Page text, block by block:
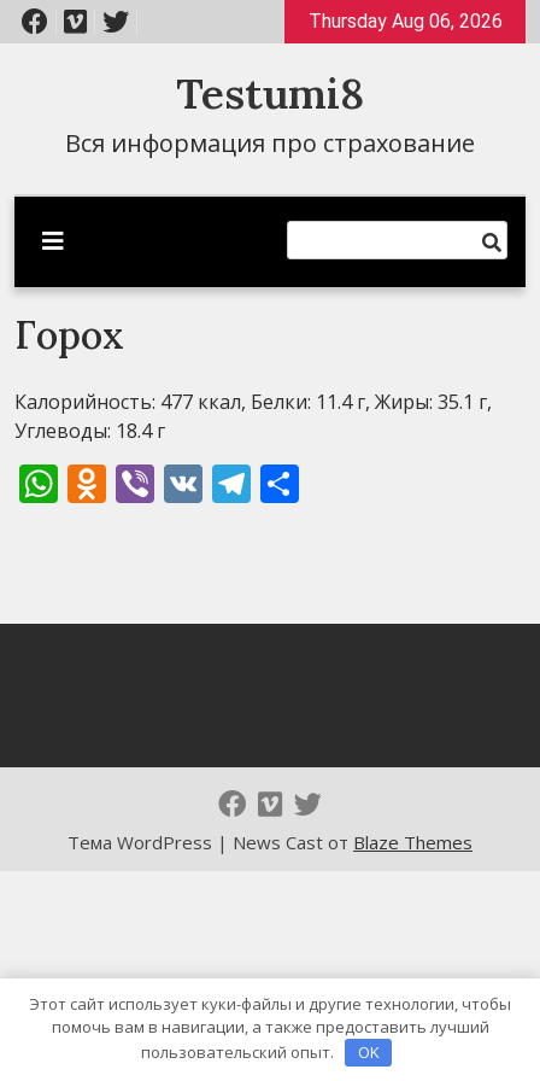
Перейти
к
Thursday Aug 06, 2026
Testumi8
Вся информация про страхование
Горох
Калорийность: 477 ккал, Белки: 11.4 г, Жиры: 35.1 г,
Углеводы: 18.4 г
WhatsApp
Odnoklassniki
Viber
VK Telegram
Тема WordPress | News Cast от Blaze Themes
Этот сайт использует куки-файлы и другие технологии, чтобы
помочь вам в навигации, а также предоставить лучший
пользовательский опыт.
OK